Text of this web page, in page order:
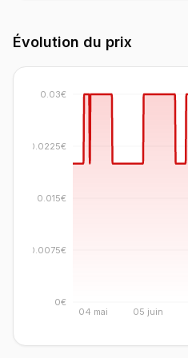
Évolution du prix
04 mai 05 juin
0€
0.0075€
0.015€
0.0225€
0.03€